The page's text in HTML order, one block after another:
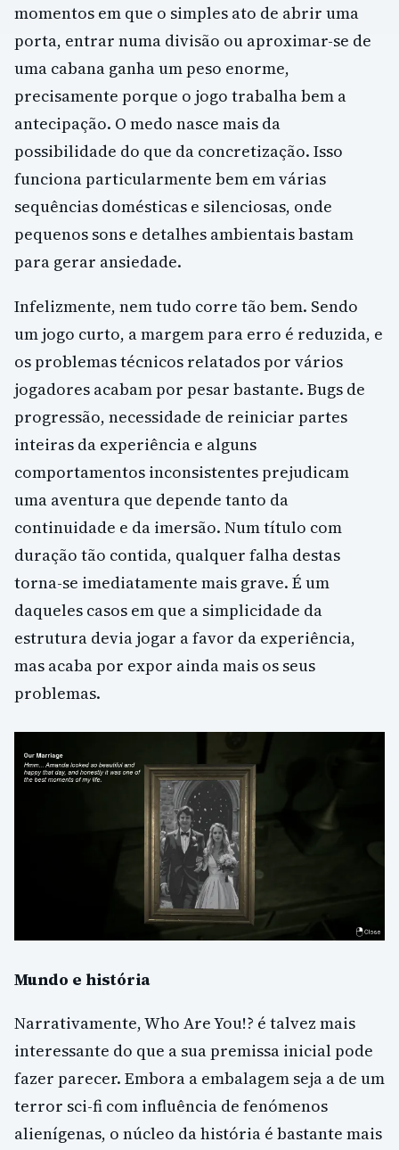
momentos em que o simples ato de abrir uma
porta, entrar numa divisão ou aproximar-se de
uma cabana ganha um peso enorme,
precisamente porque o jogo trabalha bem a
antecipação. O medo nasce mais da
possibilidade do que da concretização. Isso
funciona particularmente bem em várias
sequências domésticas e silenciosas, onde
pequenos sons e detalhes ambientais bastam
para gerar ansiedade.
Infelizmente, nem tudo corre tão bem. Sendo
um jogo curto, a margem para erro é reduzida, e
os problemas técnicos relatados por vários
jogadores acabam por pesar bastante. Bugs de
progressão, necessidade de reiniciar partes
inteiras da experiência e alguns
comportamentos inconsistentes prejudicam
uma aventura que depende tanto da
continuidade e da imersão. Num título com
duração tão contida, qualquer falha destas
torna-se imediatamente mais grave. É um
daqueles casos em que a simplicidade da
estrutura devia jogar a favor da experiência,
mas acaba por expor ainda mais os seus
problemas.
Mundo e história
Narrativamente, Who Are You!? é talvez mais
interessante do que a sua premissa inicial pode
fazer parecer. Embora a embalagem seja a de um
terror sci-fi com influência de fenómenos
alienígenas, o núcleo da história é bastante mais